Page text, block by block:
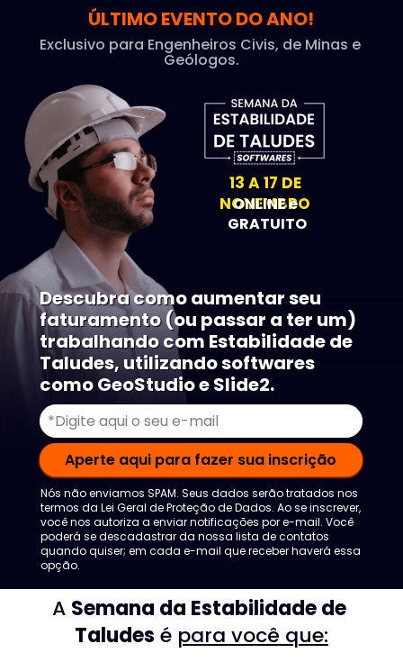
Exclusivo para Engenheiros Civis, de Minas e
Geólogos.
ÚLTIMO EVENTO DO ANO!
Descubra como aumentar seu
faturamento (ou passar a ter um)
trabalhando com Estabilidade de
Taludes, utilizando softwares
como GeoStudio e Slide2.
13 A 17 DE
NOVEMBRO
Aperte aqui para fazer sua inscrição
Nós não enviamos SPAM. Seus dados serão tratados nos
termos da Lei Geral de Proteção de Dados. Ao se inscrever,
você nos autoriza a enviar notificações por e-mail. Você
poderá se descadastrar da nossa lista de contatos
quando quiser; em cada e-mail que receber haverá essa
opção.
ONLINE e
GRATUITO
A Semana da Estabilidade de
Taludes é para você que: